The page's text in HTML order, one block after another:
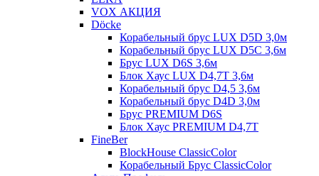
VOX АКЦИЯ
Döcke
Корабельный брус LUX D5D 3,0м
Корабельный брус LUX D5C 3,6м
Брус LUX D6S 3,6м
Блок Хаус LUX D4,7T 3,6м
Корабельный брус D4,5 3,6м
Корабельный брус D4D 3,0м
Брус PREMIUM D6S
Блок Хаус PREMIUM D4,7T
FineBer
BlockHouse ClassicColor
Корабельный Брус ClassicColor